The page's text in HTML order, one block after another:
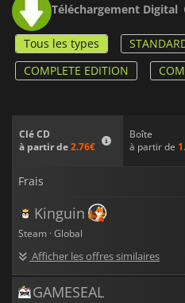
Téléchargement Digital
Tous les types
COMPLETE EDITION
Clé CD
à partir de2.76€
Boîte
à partir de
Frais
Kinguin
Steam · Global
Afficher les offres similaires
GAMESEAL